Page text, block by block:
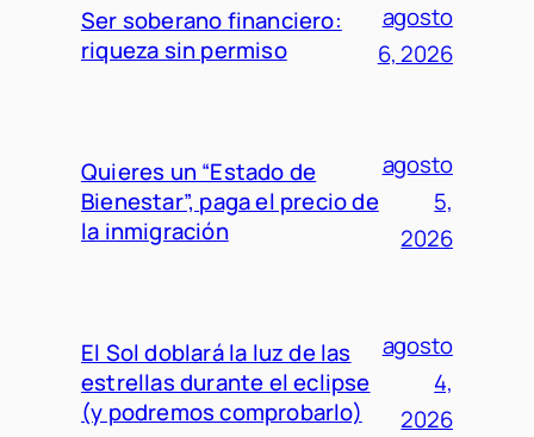
Ser soberano financiero:
riqueza sin permiso
agosto
6, 2026
Quieres un “Estado de
Bienestar”, paga el precio de
la inmigración
agosto
5,
2026
El Sol doblará la luz de las
estrellas durante el eclipse
(y podremos comprobarlo)
agosto
4,
2026